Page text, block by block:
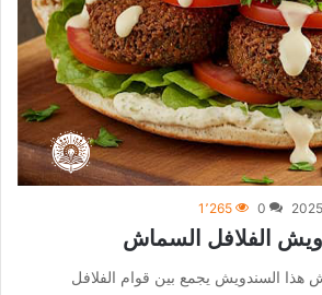
0 1٬265
الفلافل السماش
هذا السندويش يجمع بين قوام الفلافل